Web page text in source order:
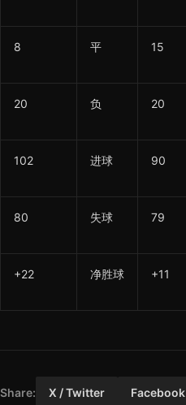
8 平 15
20 负 20
102 进球 90
80 失球 79
+22 净胜球 +11
Share: X / Twitter Facebook